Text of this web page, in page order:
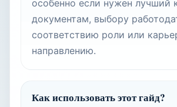
особенно если нужен лучший
документам, выбору
соответствию роли или
направлению.
Как использовать этот гайд?